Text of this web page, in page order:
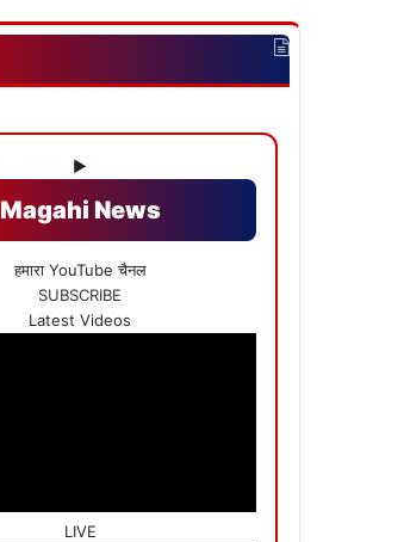
▶
Magahi News
हमारा YouTube चैनल
SUBSCRIBE
Latest Videos
LIVE